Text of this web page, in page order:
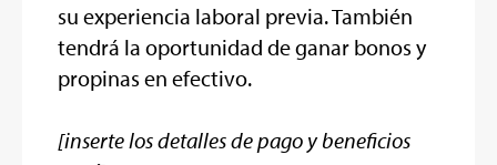
su experiencia laboral previa. También
tendrá la oportunidad de ganar bonos y
propinas en efectivo.
[inserte los detalles de pago y beneficios